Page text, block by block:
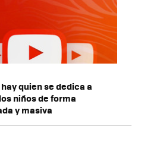
quien se dedica a
niños de forma
y masiva